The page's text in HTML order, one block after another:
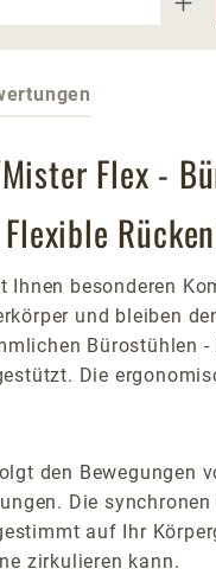
Flex -
Ihnen besonderen
und bleiben
Bürostühlen
Die
den Bewegungen
Die
auf Ihr
zirkulieren kann.